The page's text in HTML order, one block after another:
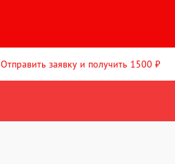
Отправить заявку и получить 1500 ₽